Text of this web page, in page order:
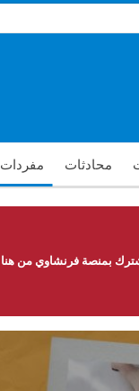
محادثات مفردات
بمنصة فرنشاوي من هنا